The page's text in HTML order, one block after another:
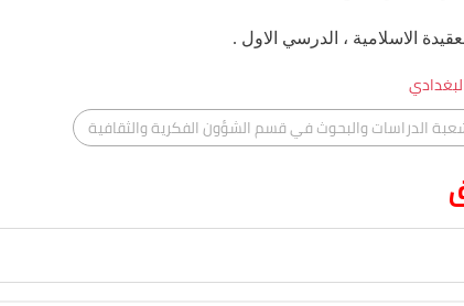
الدراسات والبحوث في قسم الشؤون الفكرية والثقافية